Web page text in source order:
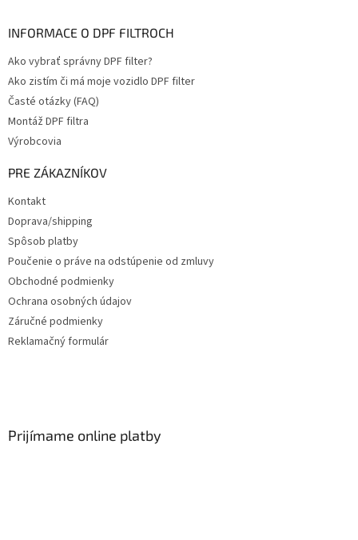
INFORMACE O DPF FILTROCH
Ako vybrať správny DPF filter?
Ako zistím či má moje vozidlo DPF filter
Časté otázky (FAQ)
Montáž DPF filtra
Výrobcovia
PRE ZÁKAZNÍKOV
Kontakt
Doprava/shipping
Spôsob platby
Poučenie o práve na odstúpenie od zmluvy
Obchodné podmienky
Ochrana osobných údajov
Záručné podmienky
Reklamačný formulár
Prijímame online platby